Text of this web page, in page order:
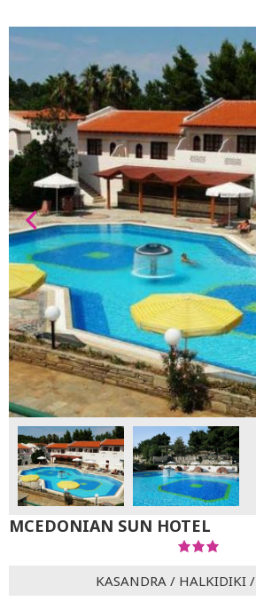
MCEDONIAN SUN HOTEL
KASANDRA / HALKIDIKI/